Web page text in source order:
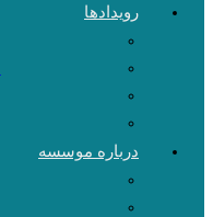
رویدادها
درباره موسسه